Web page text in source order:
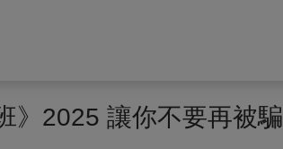
》2025 讓你不要再被騙